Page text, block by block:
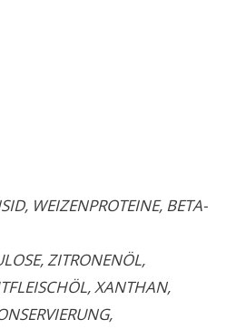
WEIZENPROTEINE, BETA-
ZITRONENÖL,
XANTHAN,